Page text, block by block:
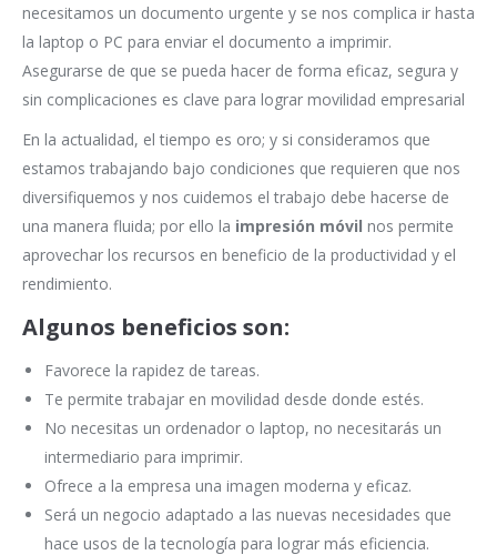
necesitamos un documento urgente y se nos complica ir hasta
la laptop o PC para enviar el documento a imprimir.
Asegurarse de que se pueda hacer de forma eficaz, segura y
sin complicaciones es clave para lograr movilidad empresarial
En la actualidad, el tiempo es oro; y si consideramos que
estamos trabajando bajo condiciones que requieren que nos
diversifiquemos y nos cuidemos el trabajo debe hacerse de
una manera fluida; por ello la impresión móvil nos permite
aprovechar los recursos en beneficio de la productividad y el
rendimiento.
Algunos beneficios son:
Favorece la rapidez de tareas.
Te permite trabajar en movilidad desde donde estés.
No necesitas un ordenador o laptop, no necesitarás un
intermediario para imprimir.
Ofrece a la empresa una imagen moderna y eficaz.
Será un negocio adaptado a las nuevas necesidades que
hace usos de la tecnología para lograr más eficiencia.